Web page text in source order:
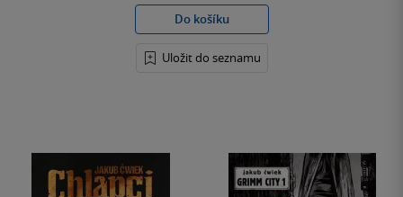
Do košíku
Uložit do seznamu